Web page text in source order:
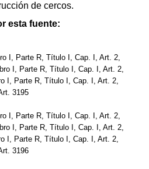
de cercos.
esta fuente:
I, Parte R, Título I, Cap. I, Art. 2,
I, Parte R, Título I, Cap. I, Art. 2,
I, Parte R, Título I, Cap. I, Art. 2,
3195
I, Parte R, Título I, Cap. I, Art. 2,
I, Parte R, Título I, Cap. I, Art. 2,
I, Parte R, Título I, Cap. I, Art. 2,
3196